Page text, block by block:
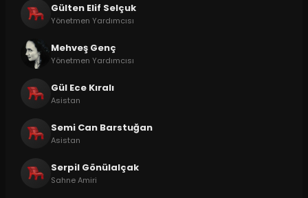
Gülten Elif Selçuk
Yönetmen Yardımcısı
Mehveş Genç
Yönetmen Yardımcısı
Gül Ece Kıralı
Asistan
Semi Can Barstuğan
Asistan
Serpil Gönülalçak
Sahne Amiri